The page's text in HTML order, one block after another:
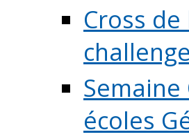
Cross
challenge
écoles